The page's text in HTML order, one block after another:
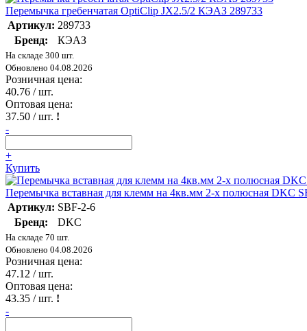
Перемычка гребенчатая OptiClip JX2.5/2 КЭАЗ 289733
Артикул: 289733
Бренд:
КЭАЗ
На складе 300 шт.
Обновлено 04.08.2026
Розничная цена:
40.76 / шт.
Оптовая цена:
37.50 / шт. !
-
+
Купить
Перемычка вставная для клемм на 4кв.мм 2-х полюсная DKC
Артикул: SBF-2-6
Бренд:
DKC
На складе 70 шт.
Обновлено 04.08.2026
Розничная цена:
47.12 / шт.
Оптовая цена:
43.35 / шт. !
-